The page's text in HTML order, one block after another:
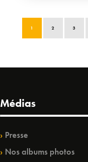
1 2 3
Médias
Presse
Nos albums photos